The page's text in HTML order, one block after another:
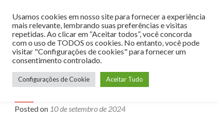
MENU
4 dicas de correção de provas
objetivas para simplificar seu dia a
Posted on 10 de setembro de 2024
Usamos cookies em nosso site para fornecer a experiência
mais relevante, lembrando suas preferências e visitas
repetidas. Ao clicar em “Aceitar todos”, você concorda
com o uso de TODOS os cookies. No entanto, você pode
visitar "Configurações de cookies" para fornecer um
consentimento controlado.
Configurações de Cookie Aceitar Tudo